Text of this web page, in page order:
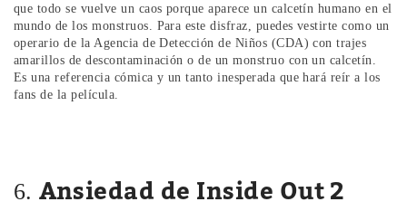
que todo se vuelve un caos porque aparece un calcetín humano en el
mundo de los monstruos. Para este disfraz, puedes vestirte como un
operario de la Agencia de Detección de Niños (CDA) con trajes
amarillos de descontaminación o de un monstruo con un calcetín.
Es una referencia cómica y un tanto inesperada que hará reír a los
fans de la película.
6.Ansiedad de Inside Out 2